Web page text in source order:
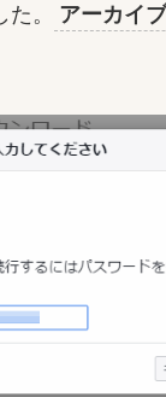
。
アーカイ